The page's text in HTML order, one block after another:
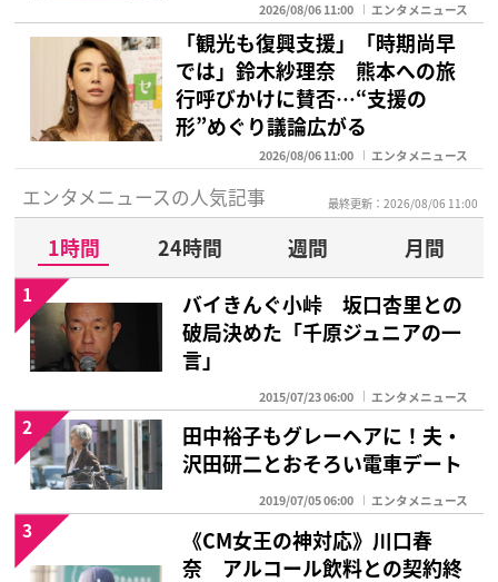
2026/08/06 11:00 エンタメニュース
「観光も復興支援」「時期尚早
では」鈴木紗理奈 熊本への旅
行呼びかけに賛否…“支援の
形”めぐり議論広がる
2026/08/06 11:00 エンタメニュース
エンタメニュースの人気記事 最終更新：2026/08/06 11:00
1時間 24時間 週間
月間
バイきんぐ小峠 坂口杏里との
破局決めた「千原ジュニアの一
言」
2015/07/23 06:00 エンタメニュース
1
田中裕子もグレーヘアに！夫・
沢田研二とおそろい電車デート
2019/07/05 06:00 エンタメニュース
2
《CM女王の神対応》川口春
奈 アルコール飲料との契約終
3